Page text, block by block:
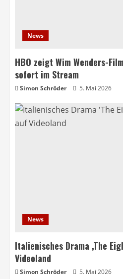
News
HBO zeigt Wim Wenders-
sofort im Stream
Simon Schröder 5. Mai 2026
News
Italienisches Drama ‚The
Videoland
Simon Schröder 5. Mai 2026